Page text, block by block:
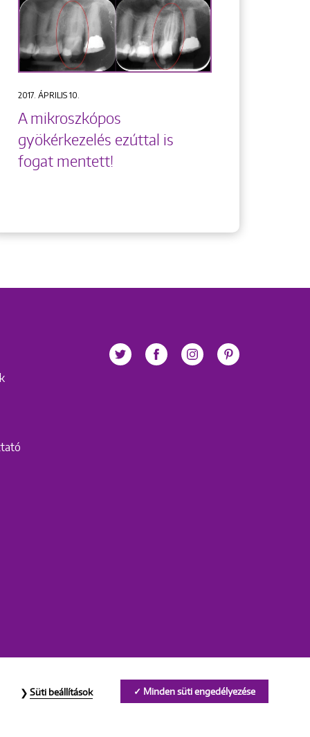
2017. ÁPRILIS 10.
A mikroszkópos
gyökérkezelés ezúttal is
fogat mentett!
Minden süti engedélyezése
Süti beállítások